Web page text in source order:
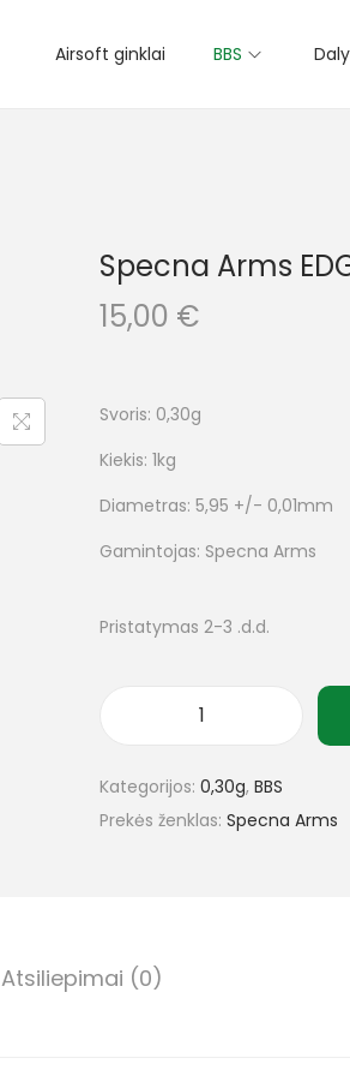
Airsoft ginklai BBS
Specna Arms
15,00 €
Svoris: 0,30g
Kiekis: 1kg
Diametras: 5,95 +/- 0,01mm
Gamintojas: Specna Arms
Pristatymas 2-3 .d.d.
Kategorijos: 0,30g, BBS
Prekės ženklas: Specna Arms
Atsiliepimai (0)